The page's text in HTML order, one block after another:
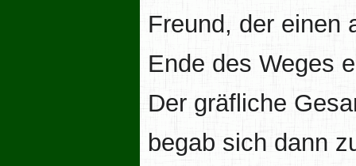
Freund, der einen
Ende des Weges
Der gräfliche
begab sich dann